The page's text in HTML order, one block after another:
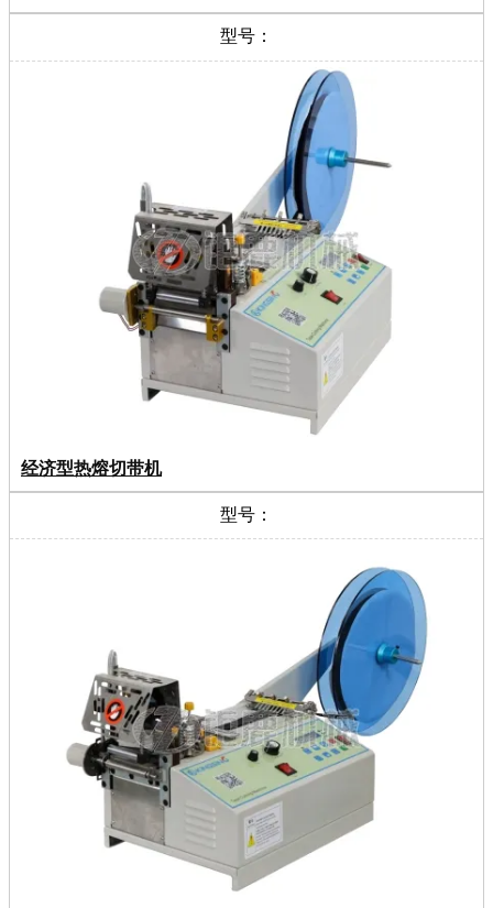
型号：
经济型热熔切带机
型号：